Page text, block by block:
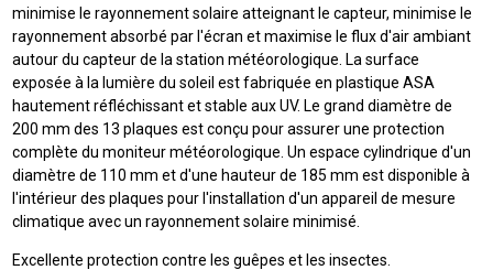
minimise le rayonnement solaire atteignant le capteur, minimise le
rayonnement absorbé par l'écran et maximise le flux d'air ambiant
autour du capteur de la station météorologique. La surface
exposée à la lumière du soleil est fabriquée en plastique ASA
hautement réfléchissant et stable aux UV. Le grand diamètre de
200 mm des 13 plaques est conçu pour assurer une protection
complète du moniteur météorologique. Un espace cylindrique d'un
diamètre de 110 mm et d'une hauteur de 185 mm est disponible à
l'intérieur des plaques pour l'installation d'un appareil de mesure
climatique avec un rayonnement solaire minimisé.
Excellente protection contre les guêpes et les insectes.